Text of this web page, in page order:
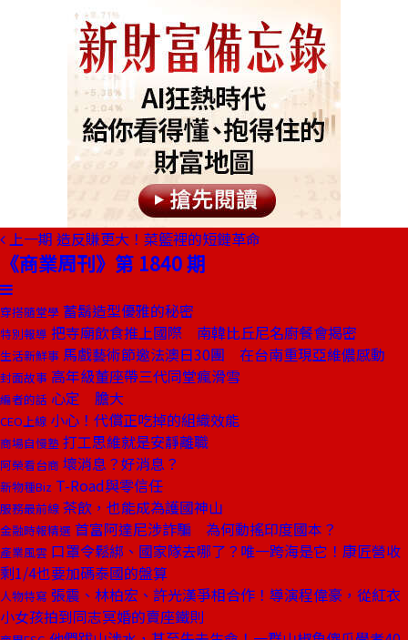
上一期 造反賺更大！菜籃裡的短鏈革命
《商業周刊》第 1840 期
穿搭隨堂學 蓄鬍造型優雅的秘密
特別報導 把寺廟飲食推上國際 南韓比丘尼名廚餐會揭密
生活新鮮事 馬戲藝術節邀法澳日30團 在台南重現亞維儂感動
封面故事 高年級董座帶三代同堂瘋滑雪
編者的話 心定 膽大
CEO上線 小心！代償正吃掉的組織效能
商場自慢塾 打工思維就是安靜離職
阿榮看台商 壞消息？好消息？
新物種Biz T-Road與零信任
服務最前線 茶飲，也能成為護國神山
金融時報精選 首富阿達尼涉詐騙 為何動搖印度國本？
產業風雲 口罩令鬆綁、國家隊去哪了？唯一跨海是它！康匠營收
剩1/4也要加碼泰國的盤算
人物特寫 張震、林柏宏、許光漢爭相合作！導演程偉豪，從紅衣
小女孩拍到同志冥婚的賣座鐵則